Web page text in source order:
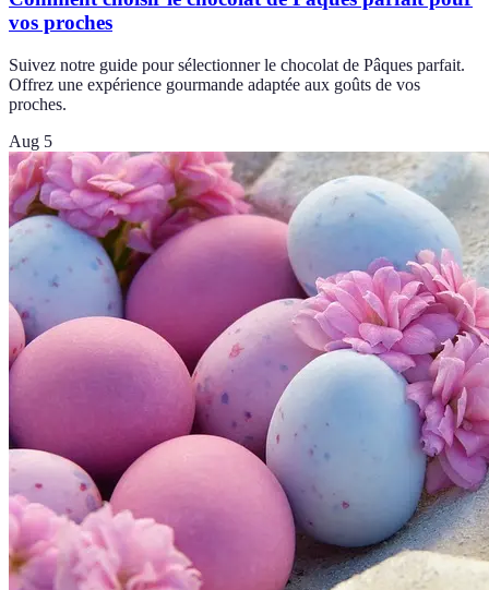
vos proches
Suivez notre guide pour sélectionner le chocolat de Pâques parfait.
Offrez une expérience gourmande adaptée aux goûts de vos
proches.
Aug 5